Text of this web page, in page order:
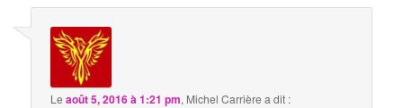
Leaoût 5, 2016 à 1:21 pm, Michel Carrière a dit :